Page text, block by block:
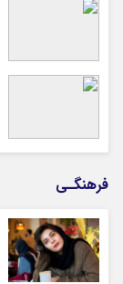
فرهنگـی